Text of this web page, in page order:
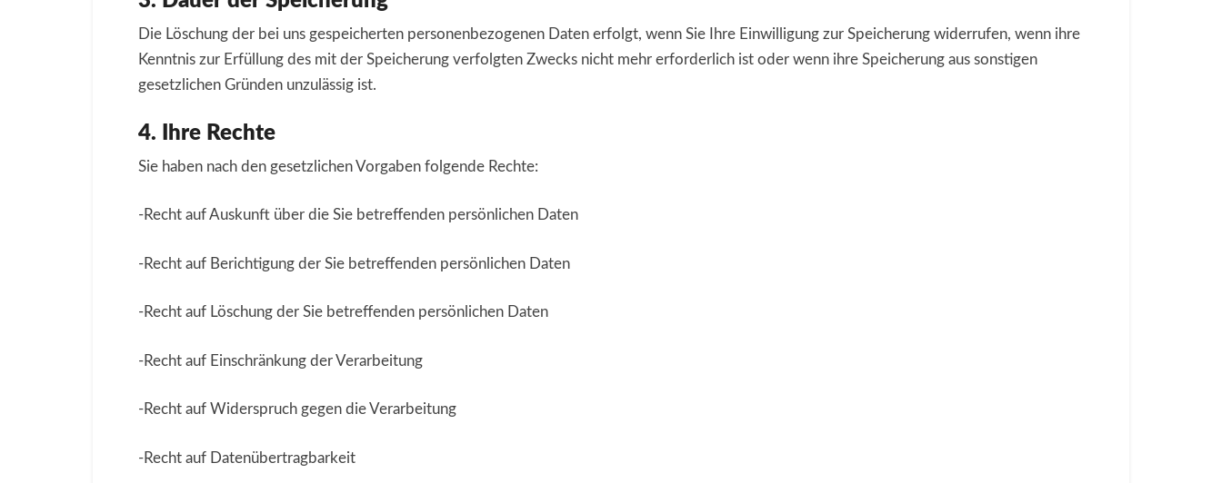
Die Löschung der bei uns gespeicherten personenbezogenen Daten erfolgt, wenn Sie Ihre Einwilligung zur Speicherung widerrufen, wenn ihre
Kenntnis zur Erfüllung des mit der Speicherung verfolgten Zwecks nicht mehr erforderlich ist oder wenn ihre Speicherung aus sonstigen
gesetzlichen Gründen unzulässig ist.
4. Ihre Rechte
Sie haben nach den gesetzlichen Vorgaben folgende Rechte:
-Recht auf Auskunft über die Sie betreffenden persönlichen Daten
-Recht auf Berichtigung der Sie betreffenden persönlichen Daten
-Recht auf Löschung der Sie betreffenden persönlichen Daten
-Recht auf Einschränkung der Verarbeitung
-Recht auf Widerspruch gegen die Verarbeitung
-Recht auf Datenübertragbarkeit